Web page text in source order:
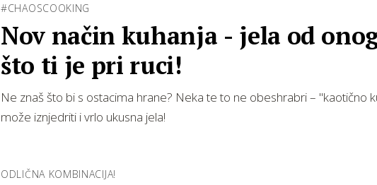
#CHAOSCOOKING
Nov način kuhanja - jela od
što ti je pri ruci!
Ne znaš što bi s ostacima hrane? Neka te to ne obeshrabri – "kaotično
može iznjedriti i vrlo ukusna jela!
ODLIČNA KOMBINACIJA!